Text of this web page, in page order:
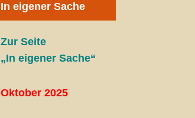
In eigener Sache
Zur Seite
„In eigener Sache“
Oktober 2025